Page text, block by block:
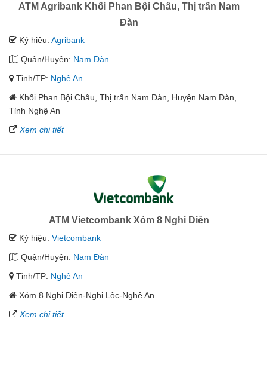
ATM Agribank Khối Phan Bội Châu, Thị trấn Nam
Đàn
Ký hiệu: Agribank
Quận/Huyện: Nam Đàn
Tỉnh/TP: Nghệ An
Khối Phan Bội Châu, Thị trấn Nam Đàn, Huyện Nam Đàn,
Tỉnh Nghệ An
Xem chi tiết
ATM Vietcombank Xóm 8 Nghi Diên
Ký hiệu: Vietcombank
Quận/Huyện: Nam Đàn
Tỉnh/TP: Nghệ An
Xóm 8 Nghi Diên-Nghi Lộc-Nghệ An.
Xem chi tiết